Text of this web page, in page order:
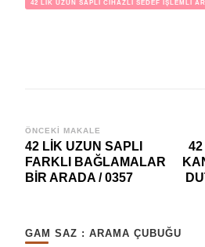
42 LİK UZUN SAPLI CİHAZLI SEDEF İŞLEMLİ
Yazı
dolaşımı
ÖNCEKI MAKALE
42 LİK UZUN SAPLI
FARKLI BAĞLAMALAR
BİR ARADA / 0357
42
GAM SAZ : ARAMA ÇUBUĞU